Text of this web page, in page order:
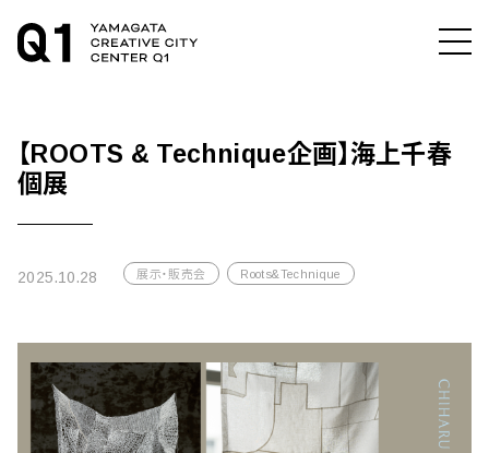
【ROOTS & Technique企画】海上千春
個展
2025.10.28 展示・販売会 Roots&Technique